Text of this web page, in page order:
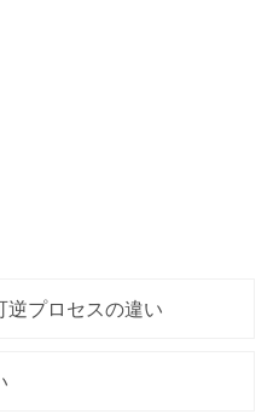
逆プロセスの違い